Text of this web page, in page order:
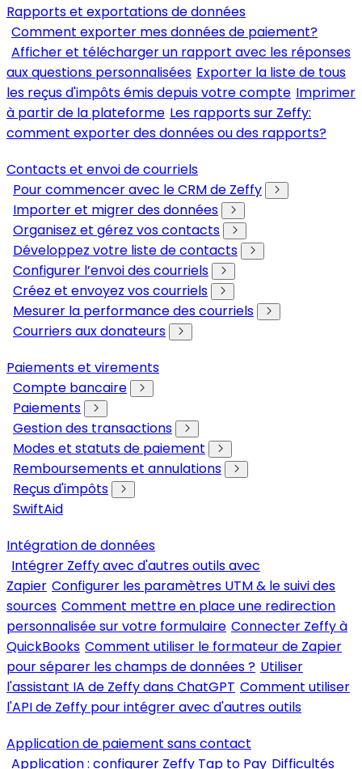
Rapports et exportations de données
Comment exporter mes données de paiement?
Afficher et télécharger un rapport avec les réponses
aux questions personnalisées Exporter la liste de tous
les reçus d'impôts émis depuis votre compte Imprimer
à partir de la plateforme Les rapports sur Zeffy:
comment exporter des données ou des rapports?
Contacts et envoi de courriels
Pour commencer avec le CRM de Zeffy
Importer et migrer des données
Organisez et gérez vos contacts
Développez votre liste de contacts
Configurer l’envoi des courriels
Créez et envoyez vos courriels
Mesurer la performance des courriels
Courriers aux donateurs
Paiements et virements
Compte bancaire
Paiements
Gestion des transactions
Modes et statuts de paiement
Remboursements et annulations
Reçus d'impôts
SwiftAid
Intégration de données
Intégrer Zeffy avec d'autres outils avec
Zapier Configurer les paramètres UTM & le suivi des
sources Comment mettre en place une redirection
personnalisée sur votre formulaire Connecter Zeffy à
QuickBooks Comment utiliser le formateur de Zapier
pour séparer les champs de données ? Utiliser
l'assistant IA de Zeffy dans ChatGPT Comment utiliser
l'API de Zeffy pour intégrer avec d'autres outils
Application de paiement sans contact
Application : configurer Zeffy Tap to Pay Difficultés